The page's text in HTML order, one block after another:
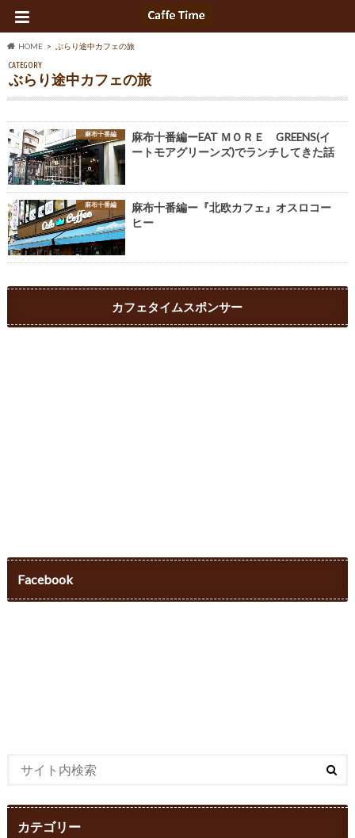
HOME ぶらり途中カフェの旅
CATEGORY
ぶらり途中カフェの旅
麻布十番編
麻布十番編ーEAT ＭＯＲＥ GREENS(イ
ートモアグリーンズ)でランチしてきた話
麻布十番編
麻布十番編ー『北欧カフェ』オスロコー
ヒー
カフェタイムスポンサー
Facebook
カテゴリー